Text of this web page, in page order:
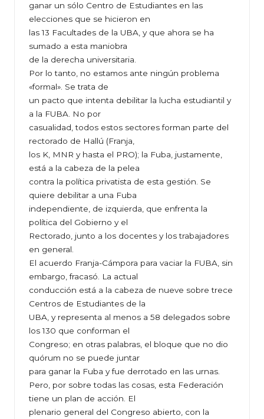
ganar un sólo Centro de Estudiantes en las
elecciones que se hicieron en
las 13 Facultades de la UBA, y que ahora se ha
sumado a esta maniobra
de la derecha universitaria.
Por lo tanto, no estamos ante ningún problema
«formal». Se trata de
un pacto que intenta debilitar la lucha estudiantil y
a la FUBA. No por
casualidad, todos estos sectores forman parte del
rectorado de Hallú (Franja,
los K, MNR y hasta el PRO); la Fuba, justamente,
está a la cabeza de la pelea
contra la política privatista de esta gestión. Se
quiere debilitar a una Fuba
independiente, de izquierda, que enfrenta la
política del Gobierno y el
Rectorado, junto a los docentes y los trabajadores
en general.
El acuerdo Franja-Cámpora para vaciar la FUBA, sin
embargo, fracasó. La actual
conducción está a la cabeza de nueve sobre trece
Centros de Estudiantes de la
UBA, y representa al menos a 58 delegados sobre
los 130 que conforman el
Congreso; en otras palabras, el bloque que no dio
quórum no se puede juntar
para ganar la Fuba y fue derrotado en las urnas.
Pero, por sobre todas las cosas, esta Federación
tiene un plan de acción. El
plenario general del Congreso abierto, con la